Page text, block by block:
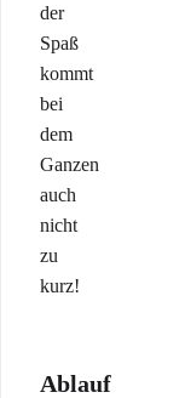
der
Spaß
kommt
bei
dem
Ganzen
auch
nicht
zu
kurz!
Ablauf